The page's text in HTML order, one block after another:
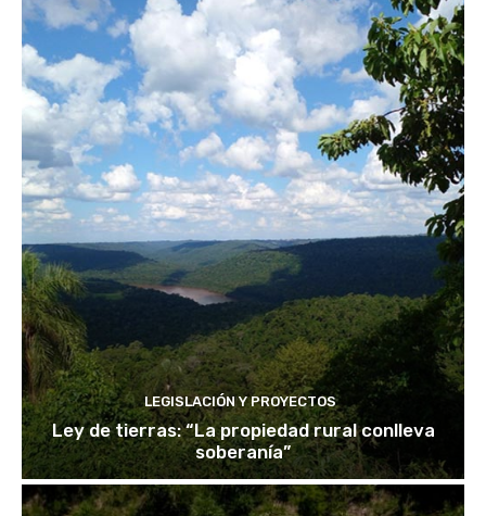
LEGISLACIÓN Y PROYECTOS
Ley de tierras: “La propiedad rural conlleva
soberanía”